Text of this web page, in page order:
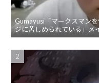
Gumayusi「マークスマン
ジに苦しめられている」メ